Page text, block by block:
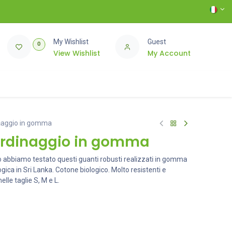
0 My Wishlist
View Wishlist
Guest
My Account
in gomma
in gomma
abbiamo testato questi guanti robusti realizzati in gomma
in Sri Lanka. Cotone biologico. Molto resistenti e
taglie S, M e L.